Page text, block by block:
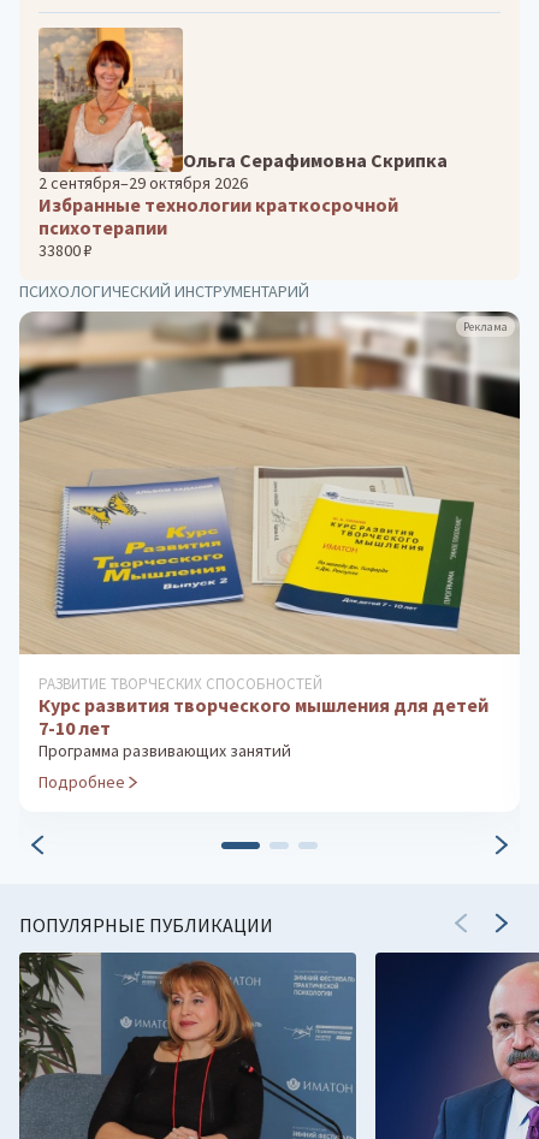
Ольга Серафимовна Скрипка
2 сентября–29 октября 2026
Избранные технологии краткосрочной
психотерапии
33800 ₽
ПСИХОЛОГИЧЕСКИЙ ИНСТРУМЕНТАРИЙ
Реклама
ПРОФОРИЕНТАЦИОННЫЕ СИСТЕМЫ
Методика «Ориентир». Групповое тестирование
Экспресс-диагностика профессиональных склонностей
Подробнее
ПОПУЛЯРНЫЕ ПУБЛИКАЦИИ